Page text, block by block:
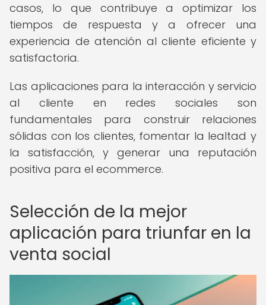
casos, lo que contribuye a optimizar los
tiempos de respuesta y a ofrecer una
experiencia de atención al cliente eficiente y
satisfactoria.
Las aplicaciones para la interacción y servicio
al cliente en redes sociales son
fundamentales para construir relaciones
sólidas con los clientes, fomentar la lealtad y
la satisfacción, y generar una reputación
positiva para el ecommerce.
Selección de la mejor
aplicación para triunfar en la
venta social